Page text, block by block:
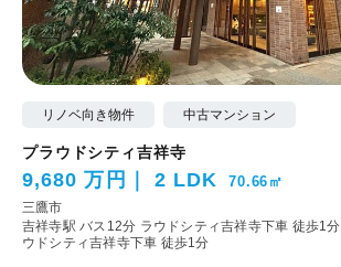
リノベ向き物件 中古マンション
プラウドシティ吉祥寺
9,680 万円 2 LDK 70.66㎡
三鷹市
吉祥寺駅 バス12分 ラウドシティ吉祥寺下車 徒歩1分
ウドシティ吉祥寺下車 徒歩1分